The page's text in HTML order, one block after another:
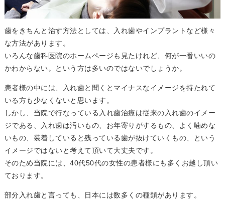
歯をきちんと治す方法としては、入れ歯やインプラントなど様々
な方法があります。
いろんな歯科医院のホームページも見たけれど、何が一番いいの
かわからない。という方は多いのではないでしょうか。
患者様の中には、入れ歯と聞くとマイナスなイメージを持たれて
いる方も少なくないと思います。
しかし、当院で行なっている入れ歯治療は従来の入れ歯のイメー
ジである、入れ歯は汚いもの、お年寄りがするもの、よく噛めな
いもの、装着していると残っている歯が抜けていくもの、という
イメージではないと考えて頂いて大丈夫です。
そのため当院には、40代50代の女性の患者様にも多くお越し頂い
ております。
部分入れ歯と言っても、日本には数多くの種類があります。